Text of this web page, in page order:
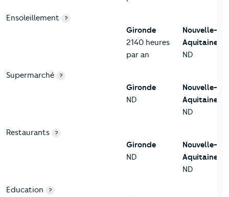
Ensoleillement ?
Gironde
2140 heures
par an
Nouvelle-
Aquitaine
ND
Supermarché ?
Gironde
ND
Nouvelle-
Aquitaine
ND
Restaurants ?
Gironde
ND
Nouvelle-
Aquitaine
ND
Education ?